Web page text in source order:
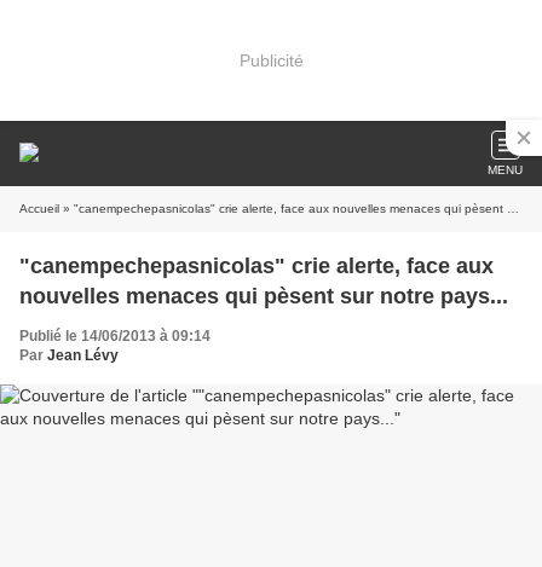
Publicité
MENU
Accueil » "canempechepasnicolas" crie alerte, face aux nouvelles menaces qui pèsent sur notre pays...
"canempechepasnicolas" crie alerte, face aux
nouvelles menaces qui pèsent sur notre pays...
Publié le 14/06/2013 à 09:14
Par Jean Lévy